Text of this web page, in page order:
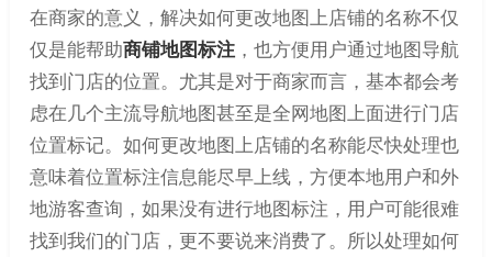
在商家的意义，解决如何更改地图上店铺的名称不仅
仅是能帮助商铺地图标注，也方便用户通过地图导航
找到门店的位置。尤其是对于商家而言，基本都会考
虑在几个主流导航地图甚至是全网地图上面进行门店
位置标记。如何更改地图上店铺的名称能尽快处理也
意味着位置标注信息能尽早上线，方便本地用户和外
地游客查询，如果没有进行地图标注，用户可能很难
找到我们的门店，更不要说来消费了。所以处理如何